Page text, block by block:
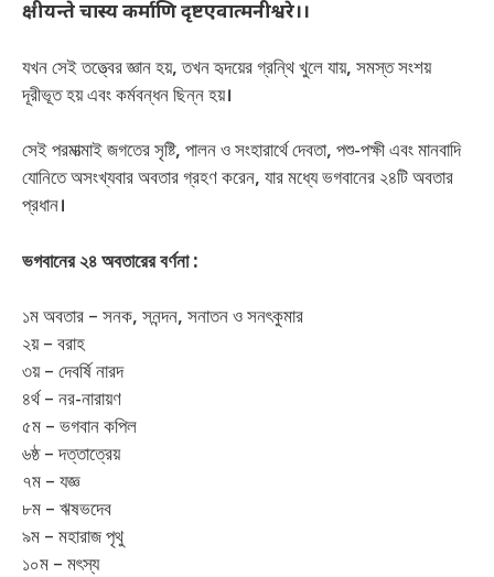
क्षीयन्ते चास्य कर्माणि दृष्टएवात्मनीश्वरे।।
যখন সেই তত্ত্বের জ্ঞান হয়, তখন হৃদয়ের গ্রন্থি খুলে যায়, সমস্ত সংশয়
দূরীভূত হয় এবং কর্মবন্ধন ছিন্ন হয়।
সেই পরমাত্মাই জগতের সৃষ্টি, পালন ও সংহারার্থে দেবতা, পশু-পক্ষী এবং মানবাদি
যোনিতে অসংখ্যবার অবতার গ্রহণ করেন, যার মধ্যে ভগবানের ২৪টি অবতার
প্রধান।
ভগবানের ২৪ অবতারের বর্ণনা :
১ম অবতার – সনক, সনন্দন, সনাতন ও সনৎকুমার
২য় – বরাহ
৩য় – দেবর্ষি নারদ
৪র্থ – নর-নারায়ণ
৫ম – ভগবান কপিল
৬ষ্ঠ – দত্তাত্রেয়
৭ম – যজ্ঞ
৮ম – ঋষভদেব
৯ম – মহারাজ পৃথু
১০ম – মৎস্য